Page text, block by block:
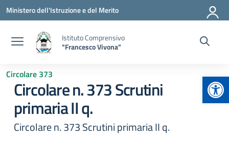
Vai ai contenuti
Vai al menu di navigazione
Vai al footer
Ministero dell'Istruzione e del Merito
Istituto Comprensivo
"Francesco Vivona"
Circolare 373
Circolare n. 373 Scrutini
primaria II q.
Circolare n. 373 Scrutini primaria II q.